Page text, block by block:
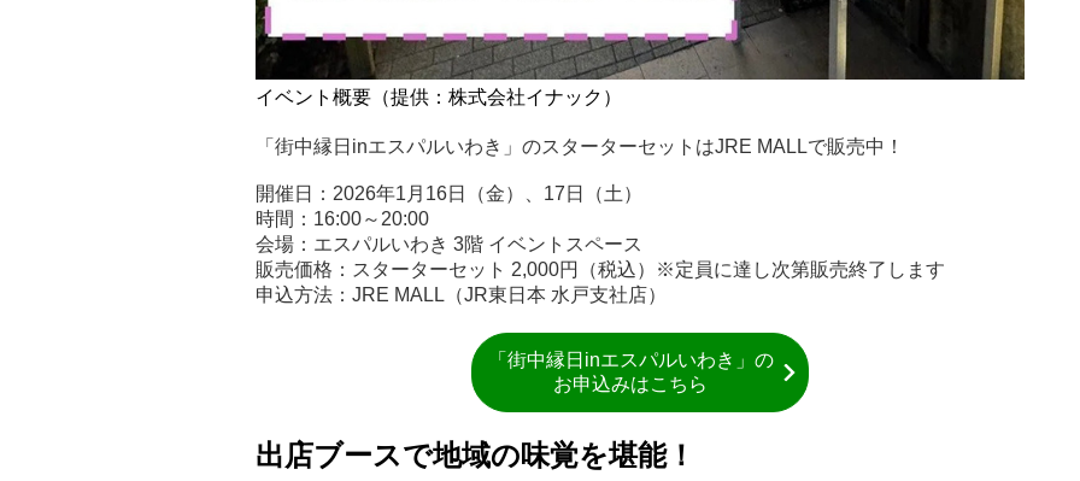
イベント概要（提供：株式会社イナック）
「街中縁日inエスパルいわき」のスターターセットはJRE MALLで販売中！
開催日：2026年1月16日（金）、17日（土）
時間：16:00～20:00
会場：エスパルいわき 3階 イベントスペース
販売価格：スターターセット 2,000円（税込）※定員に達し次第販売終了します
申込方法：JRE MALL（JR東日本 水戸支社店）
「街中縁日inエスパルいわき」の
お申込みはこちら
出店ブースで地域の味覚を堪能！